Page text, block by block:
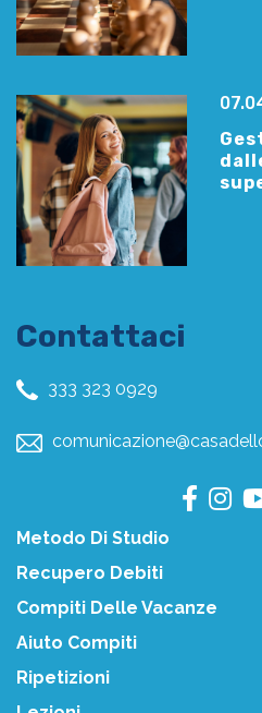
Contattaci
333 323 0929
Metodo Di Studio
Recupero Debiti
Compiti Delle Vacanze
Aiuto Compiti
Ripetizioni